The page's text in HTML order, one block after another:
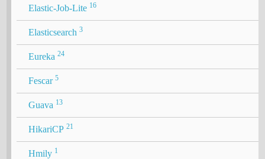
Elastic-Job-Lite 16
Elasticsearch 3
Eureka 24
Fescar 5
Guava 13
HikariCP 21
Hmily 1